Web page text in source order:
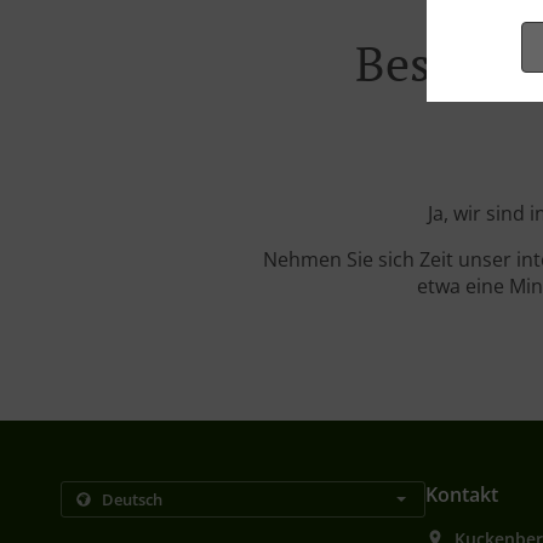
Ja, wir sind
Nehmen Sie sich Zeit unser
etwa eine
Kontakt